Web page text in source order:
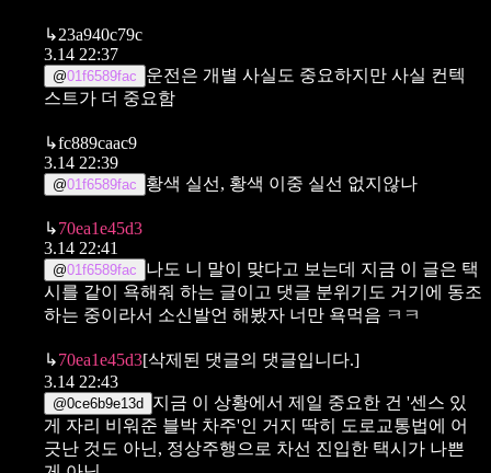
↳23a940c79c
3.14 22:37
@01f6589fac
운전은 개별 사실도 중요하지만 사실 컨텍
스트가 더 중요함
↳fc889caac9
3.14 22:39
@01f6589fac 황색 실선, 황색 이중 실선 없지않나
↳70ea1e45d3
3.14 22:41
@01f6589fac 나도 니 말이 맞다고 보는데 지금 이 글은 택
시를 같이 욕해줘 하는 글이고 댓글 분위기도 거기에 동조
하는 중이라서 소신발언 해봤자 너만 욕먹음 ㅋㅋ
↳70ea1e45d3[삭제된 댓글의 댓글입니다.]
3.14 22:43
@0ce6b9e13d 지금 이 상황에서 제일 중요한 건 '센스 있
게 자리 비워준 블박 차주'인 거지
딱히 도로교통법에 어
긋난 것도 아닌, 정상주행으로 차선 진입한 택시가 나쁜